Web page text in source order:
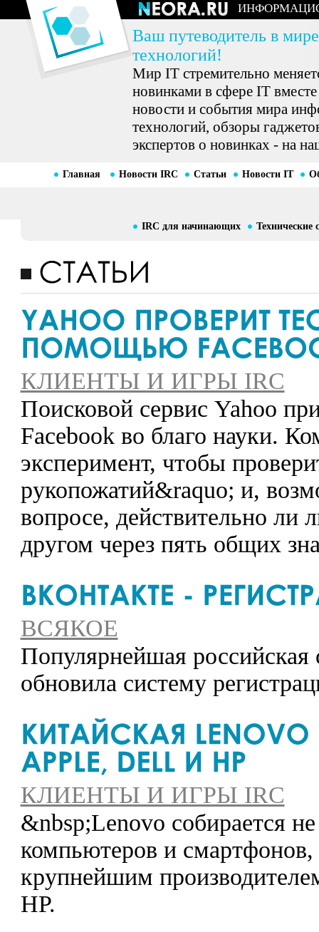
Ваш путеводитель в
технологий!
Мир IT стремительно
новинками в сфере IT
новости и события мира
технологий, обзоры
экспертов о новинках - на
Главная Новости IRC Статьи Новости IT
IRC для начинающих Технические
КЛИЕНТЫ И ИГРЫ IRC
Поисковой сервис Yahoo
Facebook во благо науки.
эксперимент, чтобы
рукопожатий&raquo; и,
вопросе, действительно ли
другом через пять общих
ВСЯКОЕ
Популярнейшая российская
обновила систему
КЛИЕНТЫ И ИГРЫ IRC
&nbsp;Lenovo собирается
компьютеров и смартфонов,
крупнейшим
HP.